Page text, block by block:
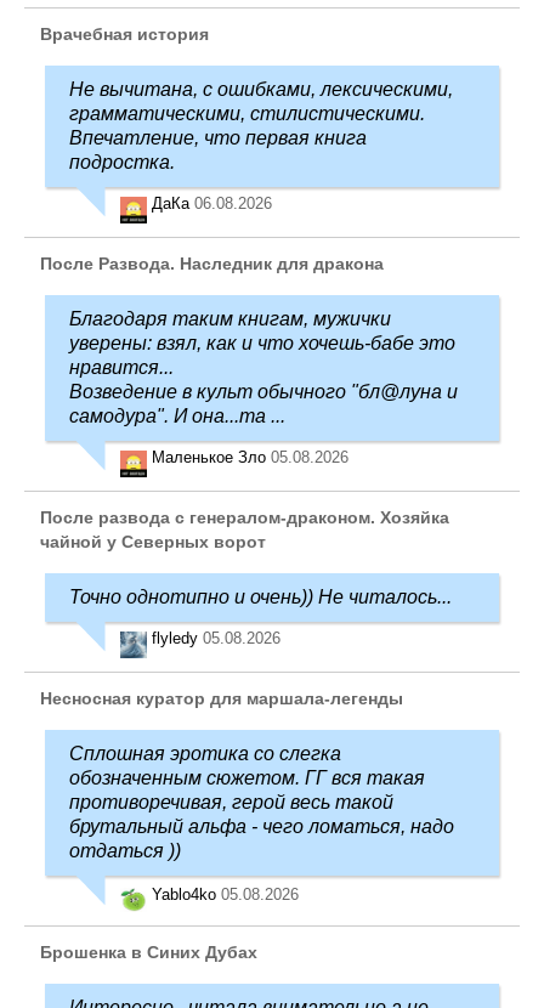
Врачебная история
Не вычитана, с ошибками, лексическими,
грамматическими, стилистическими.
Впечатление, что первая книга
подростка.
ДаКа 06.08.2026
После Развода. Наследник для дракона
Благодаря таким книгам, мужички
уверены: взял, как и что хочешь-бабе это
нравится...
Возведение в культ обычного "бл@луна и
самодура". И она...та ...
Маленькое Зло 05.08.2026
После развода с генералом-драконом. Хозяйка
чайной у Северных ворот
Точно однотипно и очень)) Не читалось...
flyledy 05.08.2026
Несносная куратор для маршала-легенды
Сплошная эротика со слегка
обозначенным сюжетом. ГГ вся такая
противоречивая, герой весь такой
брутальный альфа - чего ломаться, надо
отдаться ))
Yablo4ko 05.08.2026
Брошенка в Синих Дубах